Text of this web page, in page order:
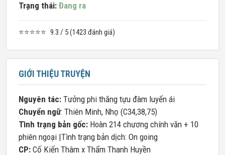
Trạng thái: Đang ra
⭐⭐⭐⭐⭐ 9.3 / 5 (1423 đánh giá)
GIỚI THIỆU TRUYỆN
Nguyên tác: Tưởng phi thăng tựu đàm luyến ái
Chuyển ngữ: Thiên Minh, Nhọ (C34,38,75)
Tình trạng bản gốc: Hoàn 214 chương chính văn + 10
phiên ngoại |Tình trạng bản dịch: On going
CP: Cố Kiến Thâm x Thẩm Thanh Huyền